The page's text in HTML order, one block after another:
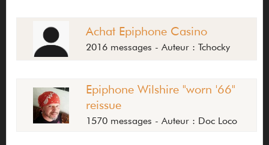
Achat Epiphone Casino
2016 messages - Auteur : Tchocky
Epiphone Wilshire "worn '66"
reissue
1570 messages - Auteur : Doc Loco